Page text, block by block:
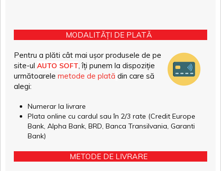
MODALITĂȚI DE PLATĂ
Pentru a plăti cât mai ușor produsele de pe
site-ul AUTO SOFT , îți punem la dispoziție
următoarele metode de plată din care să
alegi:
Numerar la livrare
Plata online cu cardul sau în 2/3 rate (Credit Europe
Bank, Alpha Bank, BRD, Banca Transilvania, Garanti
Bank)
METODE DE LIVRARE